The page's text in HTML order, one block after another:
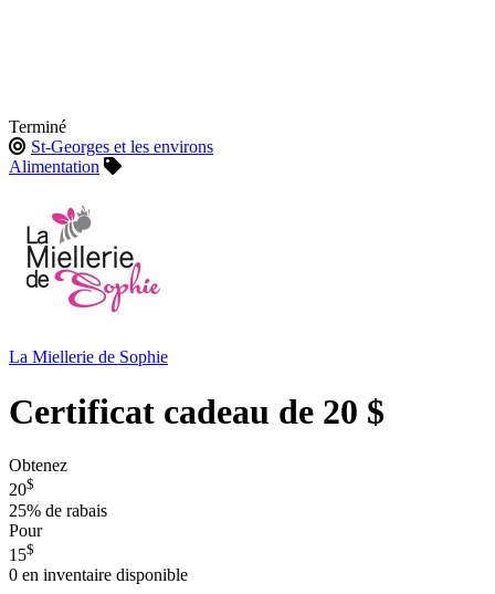
Terminé
St-Georges et les environs
Alimentation
La Miellerie de Sophie
Certificat cadeau de 20 $
Obtenez
20$
25% de rabais
Pour
15$
0 en inventaire disponible